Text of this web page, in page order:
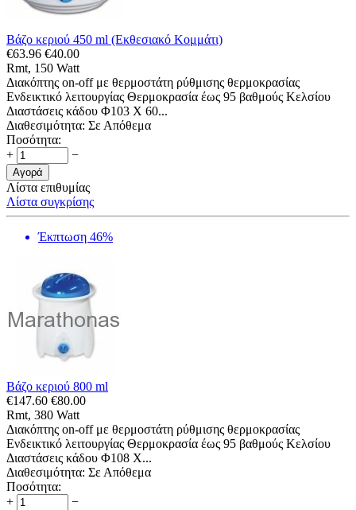
Βάζο κεριού 450 ml (Εκθεσιακό Κομμάτι)
€63.96 €40.00
Rmt, 150 Watt
Διακόπτης on-off με θερμοστάτη ρύθμισης θερμοκρασίας
Ενδεικτικό λειτουργίας Θερμοκρασία έως 95 βαθμούς Κελσίου
Διαστάσεις κάδου Φ103 Χ 60...
Διαθεσιμότητα: Σε Απόθεμα
Ποσότητα:
+
−
Αγορά
Λίστα επιθυμίας
Λίστα συγκρίσης
Έκπτωση 46%
Βάζο κεριού 800 ml
€147.60 €80.00
Rmt, 380 Watt
Διακόπτης on-off με θερμοστάτη ρύθμισης θερμοκρασίας
Ενδεικτικό λειτουργίας Θερμοκρασία έως 95 βαθμούς Κελσίου
Διαστάσεις κάδου Φ108 Χ...
Διαθεσιμότητα: Σε Απόθεμα
Ποσότητα:
+
−